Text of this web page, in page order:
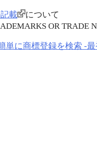
載
について
OR TRADE
単に商標登録を検索 -